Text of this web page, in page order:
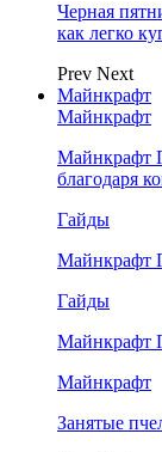
Черная
как легко
Prev Next
Майнкрафт
Майнкрафт
Майнкрафт
благодаря
Гайды
Майнкрафт
Гайды
Майнкрафт
Майнкрафт
Занятые